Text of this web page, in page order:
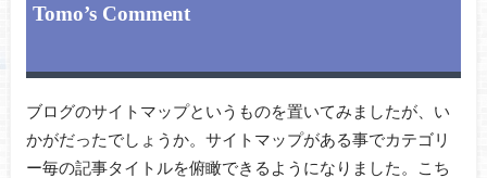
Tomo’s Comment
ブログのサイトマップというものを置いてみましたが、い
かがだったでしょうか。サイトマップがある事でカテゴリ
ー毎の記事タイトルを俯瞰できるようになりました。こち